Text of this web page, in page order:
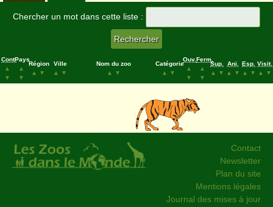
Chercher un mot dans cette liste :
Cont.
▲
▼
Pays
▲
▼
Région
▲
▼
Ville
▲
▼
Nom du zoo
▲
▼
Catégorie
▲
▼
Ouv.
▲
▼
Ferm.
▲
▼
Sup.
▲
▼
Ani.
▲
▼
Esp.
▲
▼
Visit.
▲
▼
Contact
Newsletter
Plan du site
Mentions légales
Journal des mises à jour